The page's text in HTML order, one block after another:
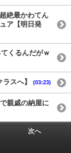
絶最かわてん
ア【明日発
くるんだがｗ
ラスへ】 (03:23)
親戚の納屋に
次へ